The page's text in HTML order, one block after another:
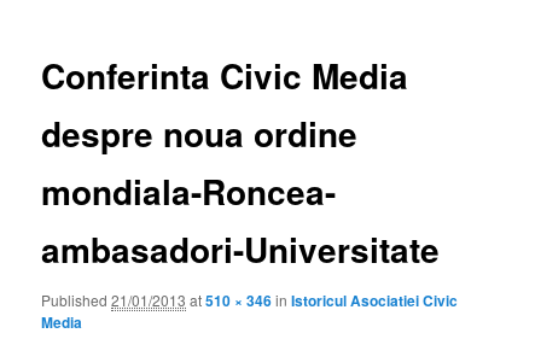
Conferinta Civic Media
despre noua ordine
mondiala-Roncea-
ambasadori-Universitate
Published21/01/2013 at510 × 346inIstoricul Asociatiei Civic
Media